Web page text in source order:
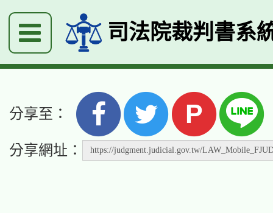
司法院裁判書系
分享至： P
分享網址：